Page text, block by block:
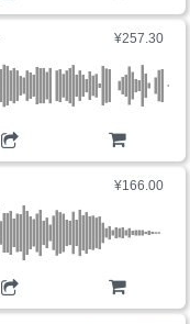
¥257.30
购物车
¥166.00
购物车